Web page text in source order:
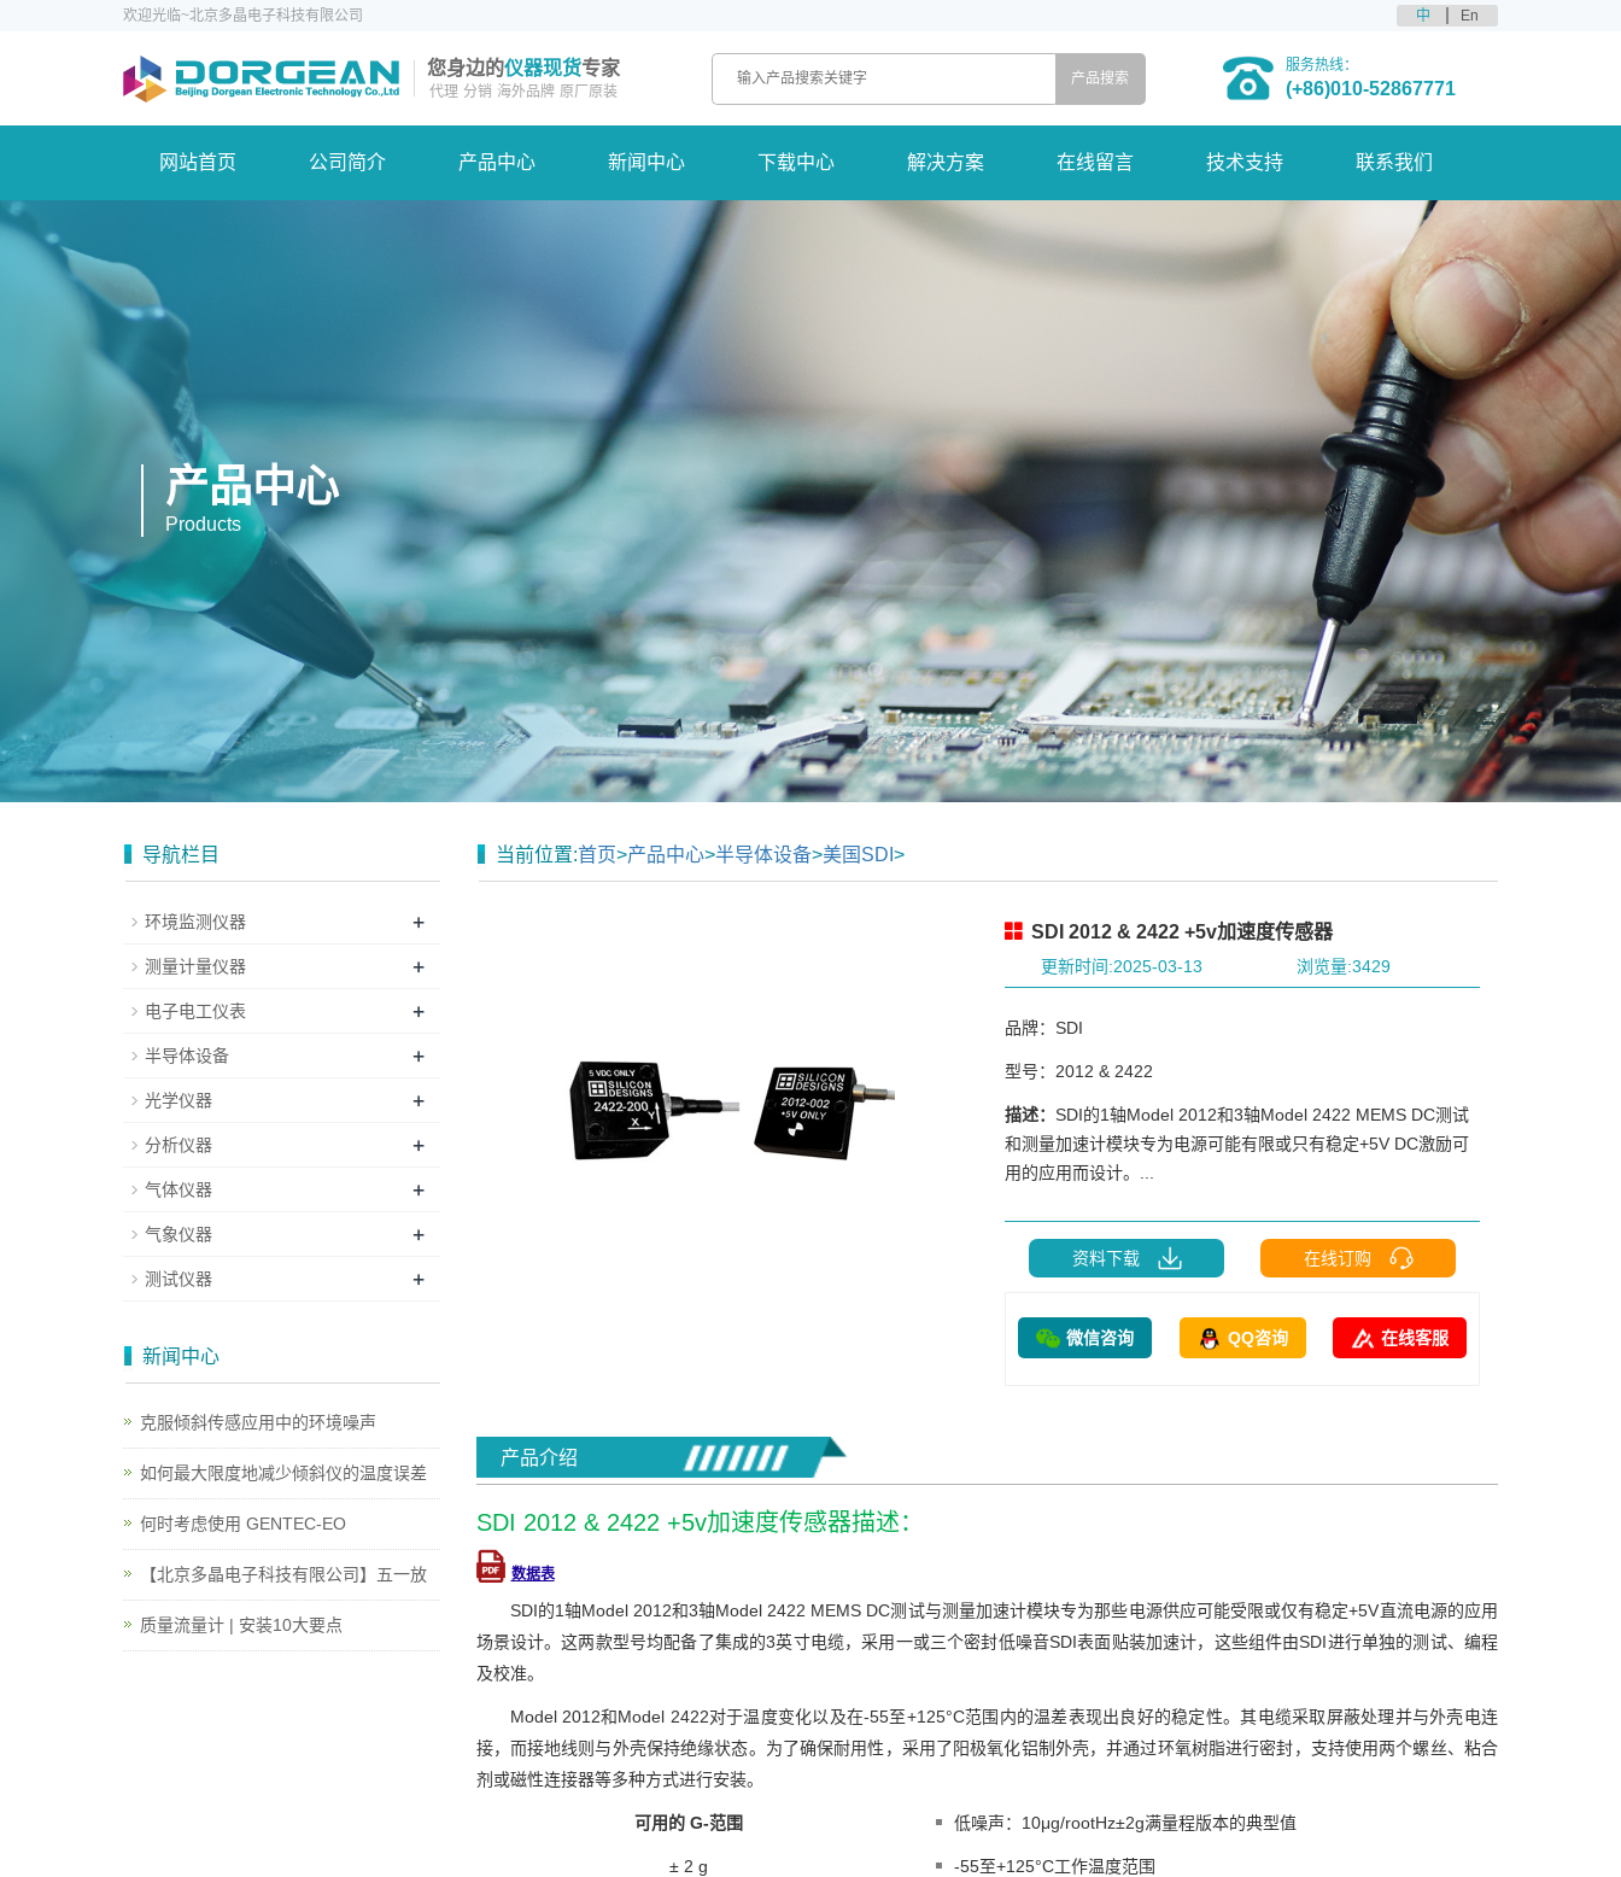
欢迎光临~北京多晶电子科技有限公司 中 En
您身边的仪器现货专家
代理 分销 海外品牌 原厂原装
服务热线：
(+86)010-52867771
网站首页 公司简介 产品中心 新闻中心 下载中心 解决方案 在线留言 技术支持 联系我们
产品中心
Products
当前位置:首页>产品中心>半导体设备>美国SDI >
SDI 2012 & 2422 +5v加速度传感器
更新时间:2025-03-13 浏览量:3429
品牌：SDI
型号：2012 & 2422
描述：SDI的1轴Model 2012和3轴Model 2422 MEMS DC测试
和测量加速计模块专为电源可能有限或只有稳定+5V DC激励可
用的应用而设计。...
资料下载 在线订购
微信咨询 QQ咨询 在线客服
产品介绍
SDI 2012 & 2422 +5v加速度传感器描述：
数据表
SDI的1轴Model 2012和3轴Model 2422 MEMS DC测试与测量加速计模块专为那些电源供应可能受限或仅有稳定+5V直流电源的应用
场景设计。这两款型号均配备了集成的3英寸电缆，采用一或三个密封低噪音SDI表面贴装加速计，这些组件由SDI进行单独的测试、编程
及校准。
Model 2012和Model 2422对于温度变化以及在-55至+125°C范围内的温差表现出良好的稳定性。其电缆采取屏蔽处理并与外壳电连
接，而接地线则与外壳保持绝缘状态。为了确保耐用性，采用了阳极氧化铝制外壳，并通过环氧树脂进行密封，支持使用两个螺丝、粘合
剂或磁性连接器等多种方式进行安装。
可用的 G-范围
± 2 g
低噪声：10μg/rootHz±2g满量程版本的典型值
-55至+125°C工作温度范围
导航栏目
环境监测仪器 +
测量计量仪器 +
电子电工仪表 +
半导体设备 +
光学仪器 +
分析仪器 +
气体仪器 +
气象仪器 +
测试仪器 +
新闻中心
克服倾斜传感应用中的环境噪声
如何最大限度地减少倾斜仪的温度误差
何时考虑使用 GENTEC-EO
【北京多晶电子科技有限公司】五一放
质量流量计 | 安装10大要点